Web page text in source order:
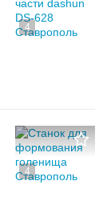
4
4